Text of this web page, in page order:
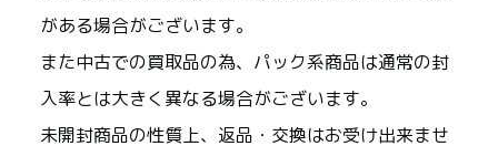
がある場合がございます。
また中古での買取品の為、パック系商品は通常の封
入率とは大きく異なる場合がございます。
未開封商品の性質上、返品・交換はお受け出来ませ